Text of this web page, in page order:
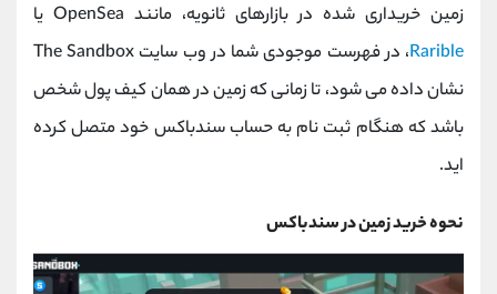
زمین خریداری شده در بازارهای ثانویه، مانند OpenSea یا
Rarible
، در فهرست موجودی شما در وب سایت The Sandbox
نشان داده می شود، تا زمانی که زمین در همان کیف پول شخص
باشد که هنگام ثبت نام به حساب سندباکس خود متصل کرده
اید.
نحوه خرید زمین در سندباکس